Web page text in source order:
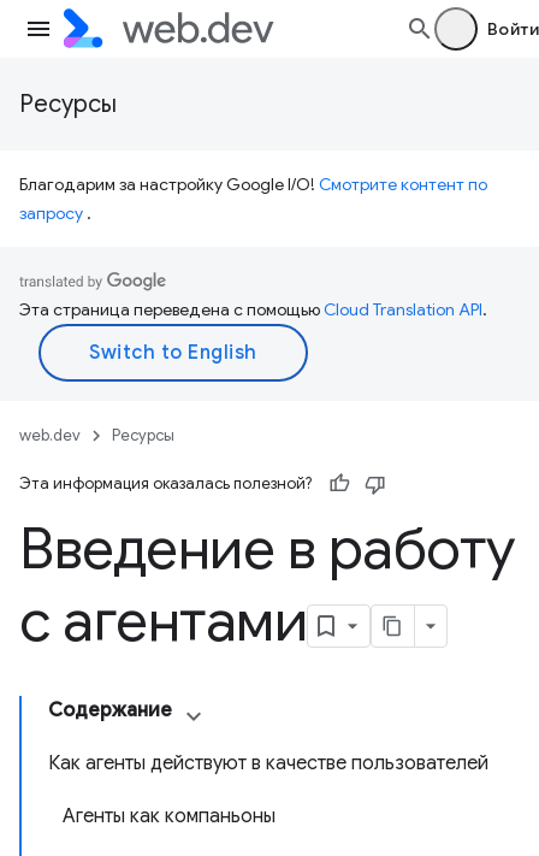
Войти
Ресурсы
Благодарим за настройку Google I/O! Смотрите контент по
запросу .
Эта страница переведена с помощьюCloud Translation API.
web.dev Ресурсы
Эта информация оказалась полезной?
Введение в работу
с агентами
Содержание
Как агенты действуют в качестве пользователей
Агенты как компаньоны